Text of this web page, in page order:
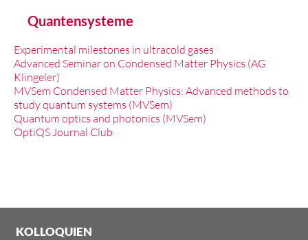
Quantensysteme
Experimental milestones in ultracold gases
Advanced Seminar on Condensed Matter Physics (AG
Klingeler)
MVSem Condensed Matter Physics: Advanced methods to
study quantum systems (MVSem)
Quantum optics and photonics (MVSem)
OptiQS Journal Club
KOLLOQUIEN